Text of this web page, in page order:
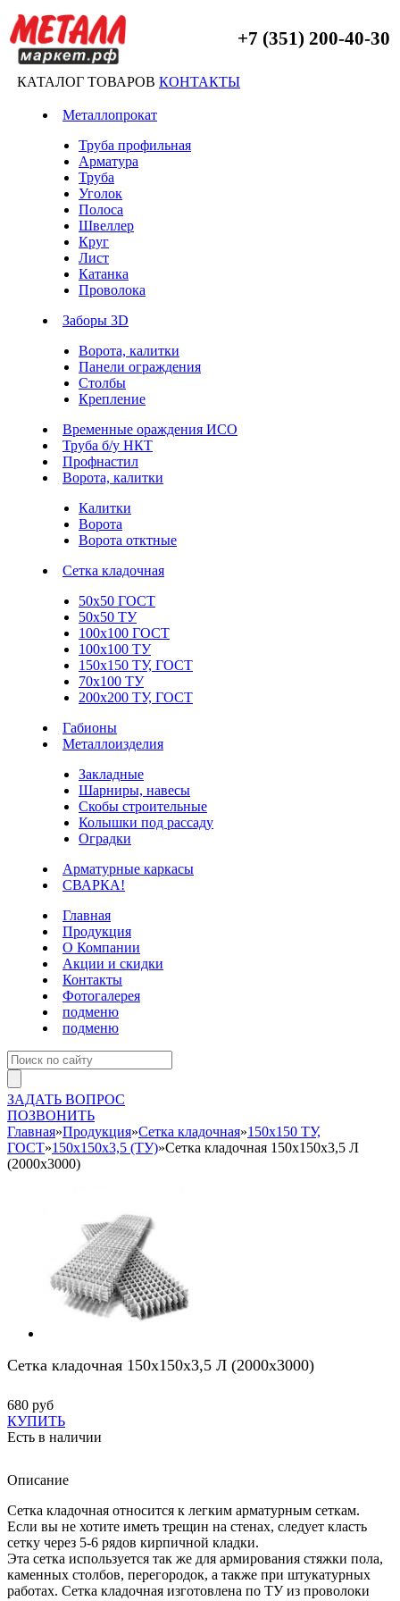
+7 (351) 200-40-30
КАТАЛОГ ТОВАРОВ КОНТАКТЫ
Металлопрокат
Труба профильная
Арматура
Труба
Уголок
Полоса
Швеллер
Круг
Лист
Катанка
Проволока
Заборы 3D
Ворота, калитки
Панели ограждения
Столбы
Крепление
Временные ораждения ИСО
Труба б/у НКТ
Профнастил
Ворота, калитки
Калитки
Ворота
Ворота отктные
Сетка кладочная
50х50 ГОСТ
50х50 ТУ
100х100 ГОСТ
100х100 ТУ
150х150 ТУ, ГОСТ
70х100 ТУ
200х200 ТУ, ГОСТ
Габионы
Металлоизделия
Закладные
Шарниры, навесы
Скобы строительные
Колышки под рассаду
Оградки
Арматурные каркасы
СВАРКА!
Главная
Продукция
О Компании
Акции и скидки
Контакты
Фотогалерея
подменю
подменю
ЗАДАТЬ ВОПРОС
ПОЗВОНИТЬ
Главная»Продукция»Сетка кладочная»150х150 ТУ,
ГОСТ»150х150х3,5 (ТУ)»Сетка кладочная 150х150х3,5 Л
(2000х3000)
Сетка кладочная 150х150х3,5 Л (2000х3000)
680 руб
КУПИТЬ
Есть в наличии
Описание
Сетка кладочная относится к легким арматурным сеткам.
Если вы не хотите иметь трещин на стенах, следует класть
сетку через 5-6 рядов кирпичной кладки.
Эта сетка используется так же для армирования стяжки пола,
каменных столбов, перегородок, а также при штукатурных
работах. Сетка кладочная изготовлена по ТУ из проволоки